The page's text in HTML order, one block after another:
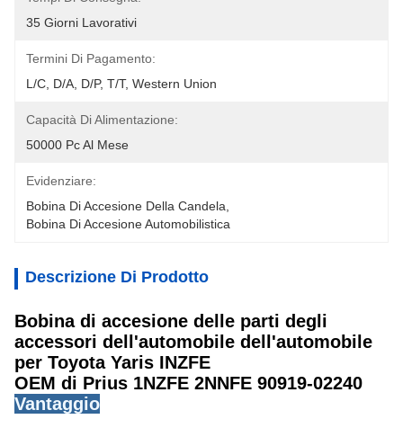
35 Giorni Lavorativi
Termini Di Pagamento:
L/C, D/A, D/P, T/T, Western Union
Capacità Di Alimentazione:
50000 Pc Al Mese
Evidenziare:
Bobina Di Accesione Della Candela
Bobina Di Accesione Automobilistica
Descrizione Di Prodotto
Bobina di accesione delle parti degli
accessori dell'automobile dell'automobile
per Toyota Yaris INZFE
OEM di Prius 1NZFE 2NNFE 90919-02240
Vantaggio